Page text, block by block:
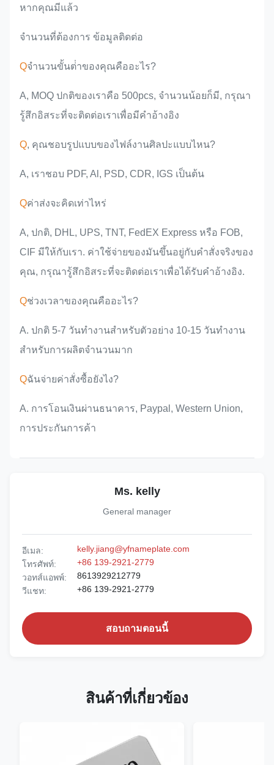
หากคุณมีแล้ว
จํานวนที่ต้องการ ข้อมูลติดต่อ
Qจํานวนขั้นต่ําของคุณคืออะไร?
A, MOQ ปกติของเราคือ 500pcs, จํานวนน้อยก็มี, กรุณา
รู้สึกอิสระที่จะติดต่อเราเพื่อมีคําอ้างอิง
Q, คุณชอบรูปแบบของไฟล์งานศิลปะแบบไหน?
A, เราชอบ PDF, Al, PSD, CDR, IGS เป็นต้น
Qค่าส่งจะคิดเท่าไหร่
A, ปกติ, DHL, UPS, TNT, FedEX Express หรือ FOB,
CIF มีให้กับเรา. ค่าใช้จ่ายของมันขึ้นอยู่กับคําสั่งจริงของ
คุณ, กรุณารู้สึกอิสระที่จะติดต่อเราเพื่อได้รับคําอ้างอิง.
Qช่วงเวลาของคุณคืออะไร?
A. ปกติ 5-7 วันทํางานสําหรับตัวอย่าง 10-15 วันทํางาน
สําหรับการผลิตจํานวนมาก
Qฉันจ่ายค่าสั่งซื้อยังไง?
A. การโอนเงินผ่านธนาคาร, Paypal, Western Union,
การประกันการค้า
Ms. kelly
General manager
อีเมล:
kelly.jiang@yfnameplate.com
โทรศัพท์:
+86 139-2921-2779
วอทส์แอพพ์:
8613929212779
วีแชท:
+86 139-2921-2779
สอบถามตอนนี้
สินค้าที่เกี่ยวข้อง